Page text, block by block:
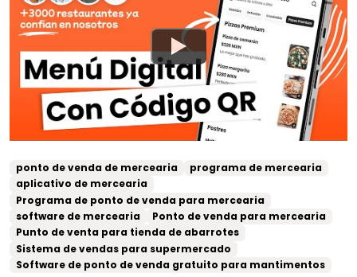
ponto de venda de mercearia
programa de mercearia
aplicativo de mercearia
Programa de ponto de venda para mercearia
software de mercearia
Ponto de venda para mercearia
Punto de venta para tienda de abarrotes
Sistema de vendas para supermercado
Software de ponto de venda gratuito para mantimentos